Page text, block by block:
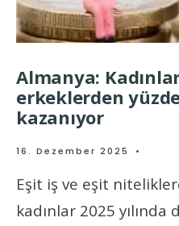
Almanya:
erkeklerden
kazanıyor
16. Dezember 2025 •
Eşit iş ve eşit
kadınlar 2025 yılında